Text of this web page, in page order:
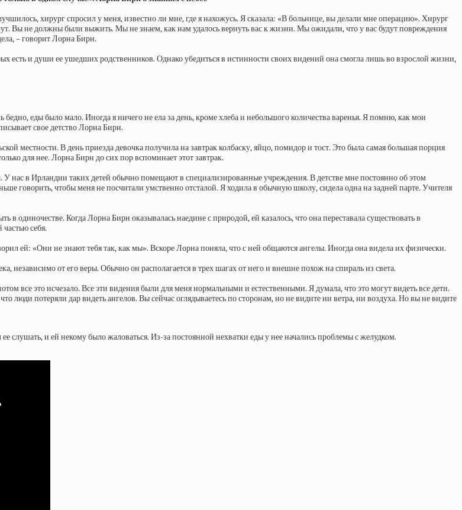
хирург спросил у меня, известно ли мне, где я нахожусь. Я сказала: «В больнице, вы делали мне операцию». Хирург
Вы не должны были выжить. Мы не знаем, как нам удалось вернуть вас к жизни. Мы ожидали, что у вас будут повреждения
– говорит Лорна Бирн.
есть и души ее ушедших родственников. Однако убедиться в истинности своих видений она смогла лишь во взрослой жизни,
еды было мало. Иногда я ничего не ела за день, кроме хлеба и небольшого количества варенья. Я помню, как мои
свое детство Лорна Бирн.
местности. В день приезда девочка получила на завтрак колбаску, яйцо, помидор и тост. Это была самая большая порция
для нее. Лорна Бирн до сих пор вспоминает этот завтрак.
нас в Ирландии таких детей обычно помещают в специализированные учреждения. В детстве мне постоянно об этом
говорить, чтобы меня не посчитали умственно отсталой. Я ходила в обычную школу, сидела одна на задней парте. Учителя
одиночестве. Когда Лорна Бирн оказывалась наедине с природой, ей казалось, что она переставала существовать в
себя.
ей: «Они не знают тебя так, как мы». Вскоре Лорна поняла, что с ней общаются ангелы. Иногда она видела их физически.
независимо от его веры. Обычно он располагается в трех шагах от него и внешне похож на спираль из света.
все это исчезало. Все эти видения были для меня нормальными и естественными. Я думала, что это могут видеть все дети.
потеряли дар видеть ангелов. Вы сейчас оглядываетесь по сторонам, но не видите ни ветра, ни воздуха. Но вы не видите
слушать, и ей некому было жаловаться. Из-за постоянной нехватки еды у нее начались проблемы с желудком.